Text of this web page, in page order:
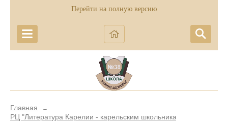
Перейти на полную версию
Главная →
РЦ "Литература Карелии - карельским школьникам"